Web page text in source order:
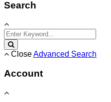
Search
CloseAdvanced Search
Account